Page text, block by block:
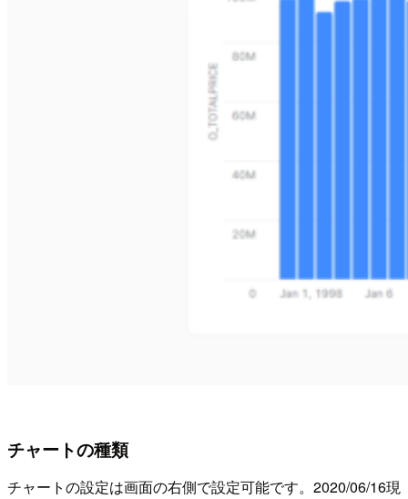
チャートの種類
チャートの設定は画面の右側で設定可能です。2020/06/16現